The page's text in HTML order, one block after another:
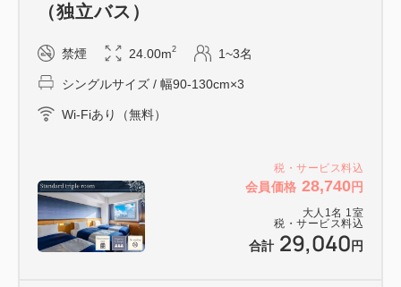
税・サービス料込
会員価格 28,740円
大人 1 名 1 室
税・サービス料込
合計 29,040 円
（独立バス）
禁煙 24.00m2 1~3名
シングルサイズ / 幅90-130cm×3
Wi-Fiあり（無料）